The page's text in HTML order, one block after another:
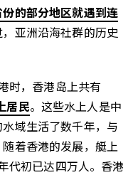
的部分地区就遇到连
亚洲沿海社群的历史
时，香港岛上共有
居民。这些水上人是中
域生活了数千年，与
着香港的发展，艇上
代初已达四万人。香港